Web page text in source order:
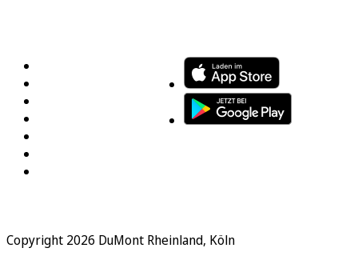
Copyright 2026 DuMont Rheinland, Köln